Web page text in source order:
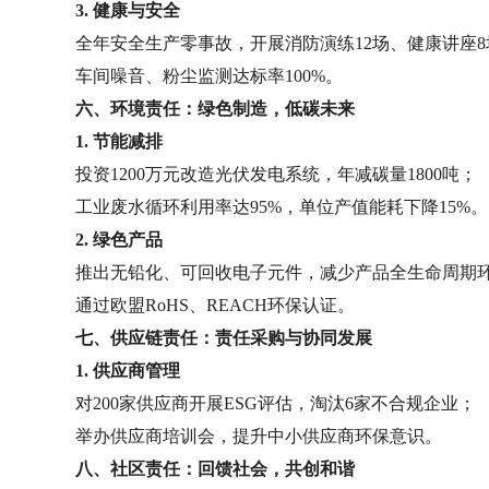
3. 健康与安全
全年安全生产零事故，开展消防演练12场、健康讲座8
车间噪音、粉尘监测达标率100%。
六、环境责任：绿色制造，低碳未来
1. 节能减排
投资1200万元改造光伏发电系统，年减碳量1800吨；
工业废水循环利用率达95%，单位产值能耗下降15%。
2. 绿色产品
推出无铅化、可回收电子元件，减少产品全生命周期
通过欧盟RoHS、REACH环保认证。
七、供应链责任：责任采购与协同发展
1. 供应商管理
对200家供应商开展ESG评估，淘汰6家不合规企业；
举办供应商培训会，提升中小供应商环保意识。
八、社区责任：回馈社会，共创和谐